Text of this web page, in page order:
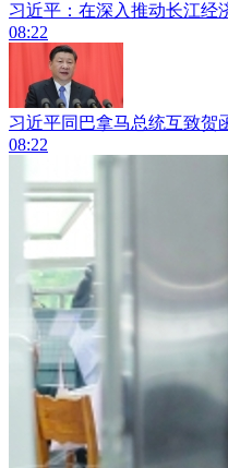
习近平：在深入推动长江经
08:22
习近平同巴拿马总统互致贺
08:22